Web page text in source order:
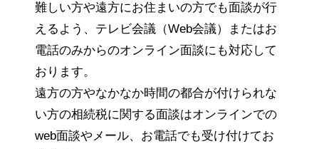
難しい方や遠方にお住まいの方でも面談が行
えるよう、テレビ会議（Web会議）またはお
電話のみからのオンライン面談にも対応して
おります。
遠方の方やなかなか時間の都合が付けられな
い方の相続税に関する面談はオンラインでの
web面談やメール、お電話でも受け付けてお